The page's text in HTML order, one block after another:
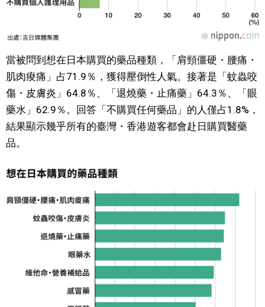
當被問到想在日本購買的藥品種類，「肩頸僵硬・腰痛・
肌肉痠痛」占71.9％，獲得壓倒性人氣。接著是「蚊蟲咬
傷・皮膚炎」64.8％、「退燒藥・止痛藥」64.3％、「眼
藥水」62.9％。回答「不購買任何藥品」的人僅占1.8%，
結果顯示幾乎所有的臺灣・香港遊客都會赴日購買醫藥
品。